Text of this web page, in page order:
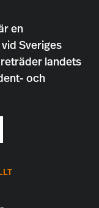
en
Sveriges
landets
och